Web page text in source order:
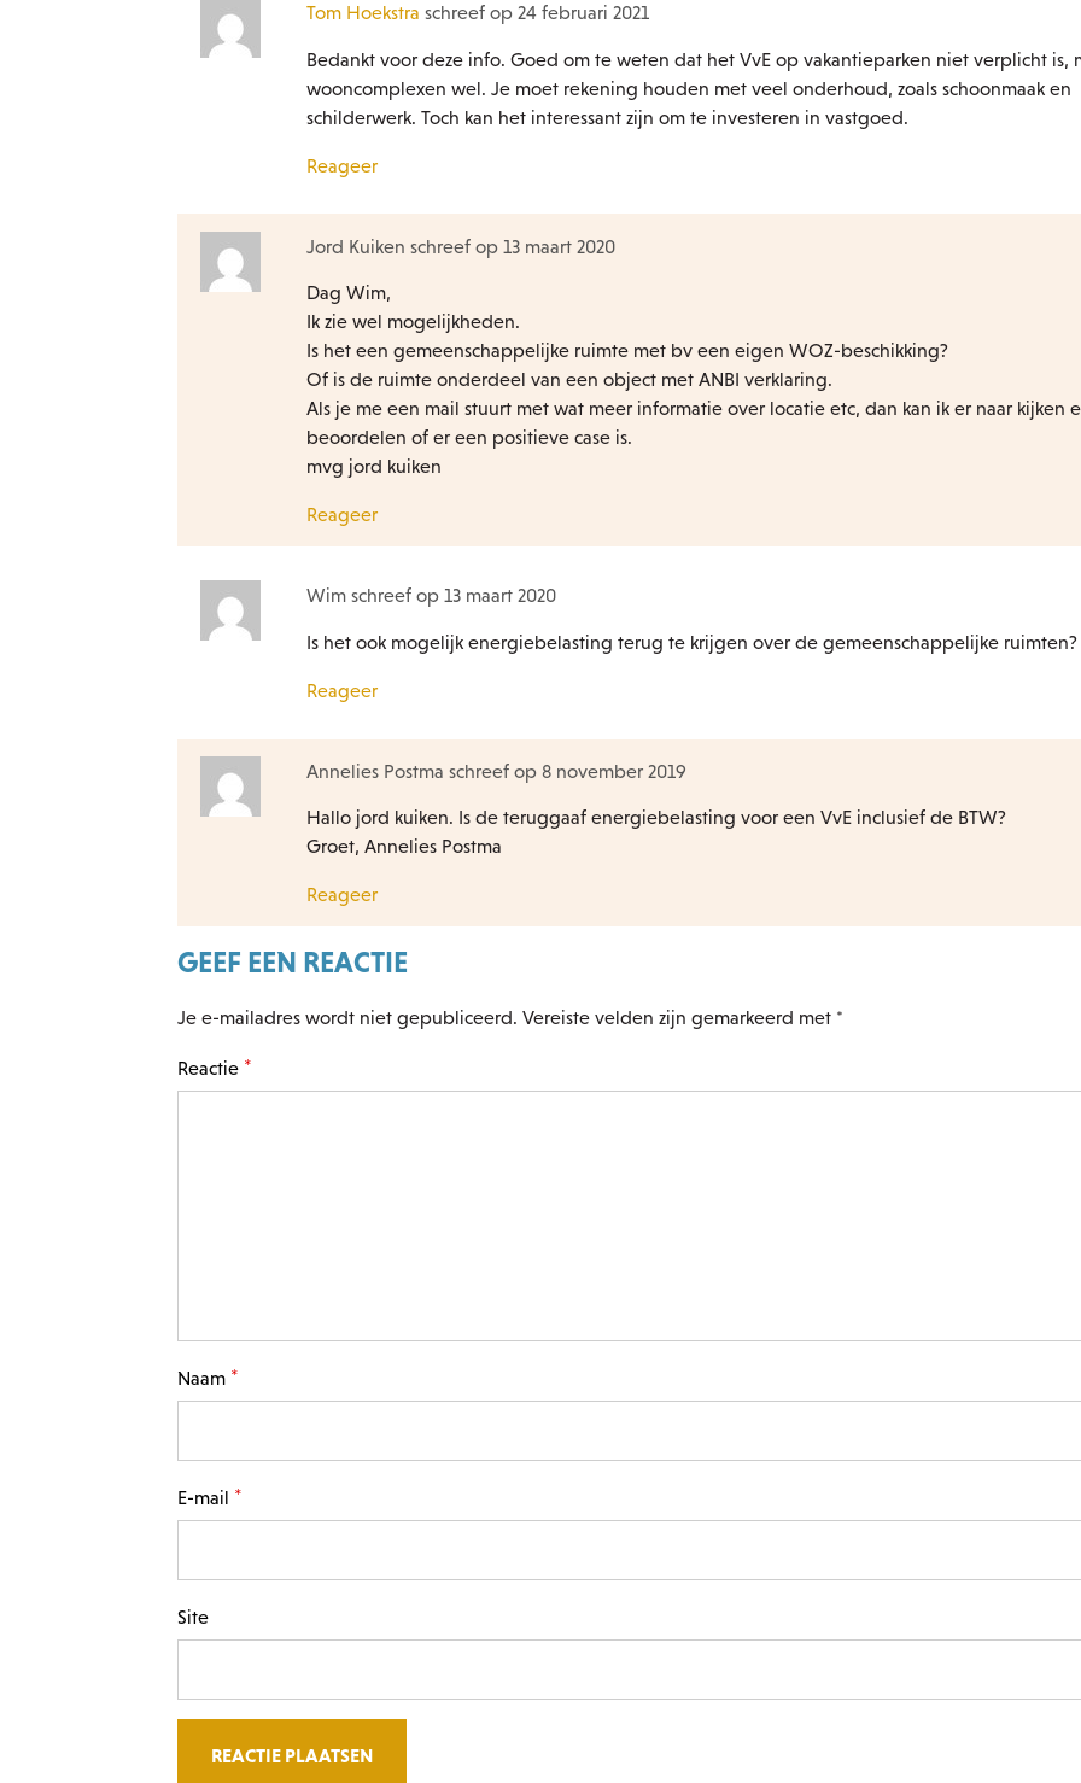
Tom Hoekstra schreef op 24 februari 2021
Bedankt voor deze info. Goed om te weten dat het VvE op vakantieparken niet verplicht is,
wooncomplexen wel. Je moet rekening houden met veel onderhoud, zoals schoonmaak en
schilderwerk. Toch kan het interessant zijn om te investeren in vastgoed.
Reageer
Jord Kuiken schreef op 13 maart 2020
Dag Wim,
Ik zie wel mogelijkheden.
Is het een gemeenschappelijke ruimte met bv een eigen WOZ-beschikking?
Of is de ruimte onderdeel van een object met ANBI verklaring.
Als je me een mail stuurt met wat meer informatie over locatie etc, dan kan ik er naar kijken
beoordelen of er een positieve case is.
mvg jord kuiken
Reageer
Wim schreef op 13 maart 2020
Is het ook mogelijk energiebelasting terug te krijgen over de gemeenschappelijke ruimten?
Reageer
Annelies Postma schreef op 8 november 2019
Hallo jord kuiken. Is de teruggaaf energiebelasting voor een VvE inclusief de BTW?
Groet, Annelies Postma
Reageer
GEEF EEN REACTIE
Je e-mailadres wordt niet gepubliceerd. Vereiste velden zijn gemarkeerd met *
Reactie *
Naam *
E-mail *
Site